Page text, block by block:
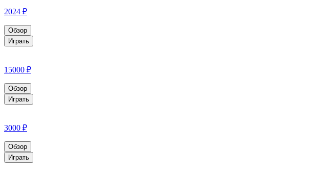
2024 ₽
Обзор
Играть
15000 ₽
Обзор
Играть
3000 ₽
Обзор
Играть